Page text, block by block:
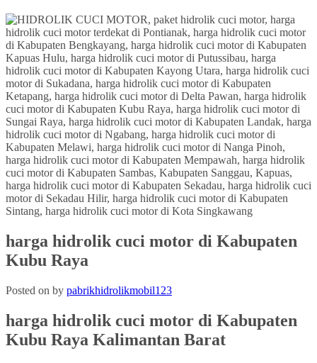
harga hidrolik cuci motor di Kabupaten
Kubu Raya
Posted on by pabrikhidrolikmobil123
harga hidrolik cuci motor di Kabupaten
Kubu Raya Kalimantan Barat